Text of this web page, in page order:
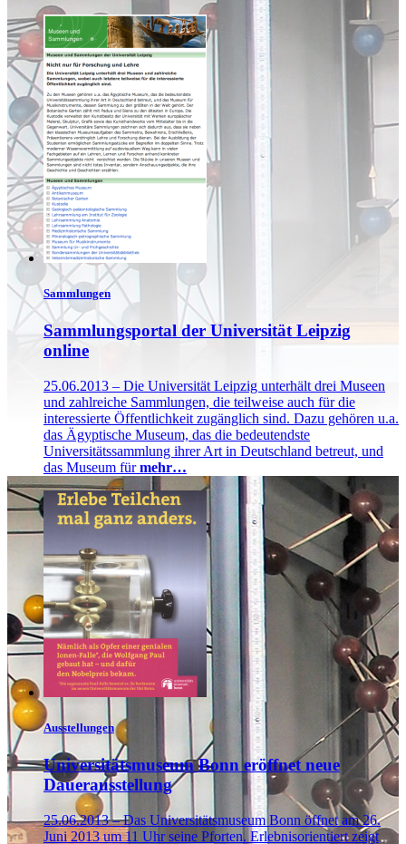
Sammlungen
Sammlungsportal der Universität Leipzig
online
25.06.2013 – Die Universität Leipzig unterhält drei Museen
und zahlreiche Sammlungen, die teilweise auch für die
interessierte Öffentlichkeit zugänglich sind. Dazu gehören u.a.
das Ägyptische Museum, das die bedeutendste
Universitätssammlung ihrer Art in Deutschland betreut, und
das Museum fürmehr…
Ausstellungen
Universitätsmuseum Bonn eröffnet neue
Dauerausstellung
25.06.2013 – Das Universitätsmuseum Bonn öffnet am 26.
Juni 2013 um 11 Uhr seine Pforten. Erlebnisorientiert zeigt